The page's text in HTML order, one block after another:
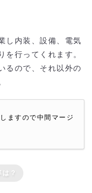
し内装、設備、電気
を行ってくれます。
るので、それ以外の
ますので中間マージ
？